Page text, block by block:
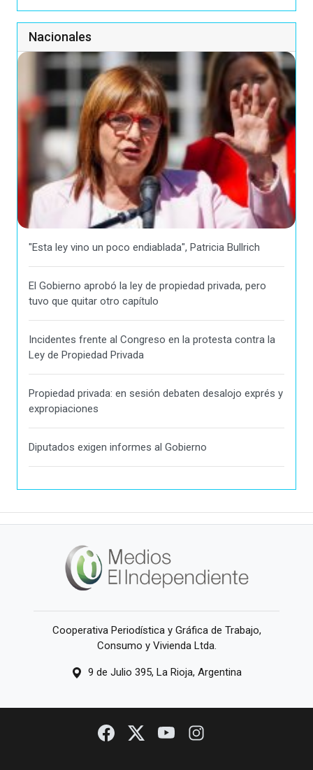
Nacionales
"Esta ley vino un poco endiablada", Patricia Bullrich
El Gobierno aprobó la ley de propiedad privada, pero
tuvo que quitar otro capítulo
Incidentes frente al Congreso en la protesta contra la
Ley de Propiedad Privada
Propiedad privada: en sesión debaten desalojo exprés y
expropiaciones
Diputados exigen informes al Gobierno
Cooperativa Periodística y Gráfica de Trabajo,
Consumo y Vivienda Ltda.
9 de Julio 395, La Rioja, Argentina